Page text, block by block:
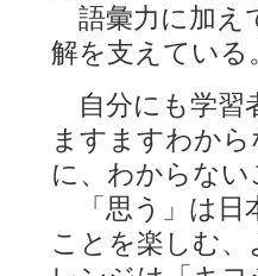
語彙力に加え
解を支えている
自分にも学習
ますますわか
に、わからな
「思う」は日
ことを楽しむ